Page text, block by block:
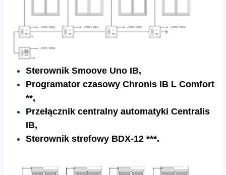
Sterownik Smoove Uno IB,
Programator czasowy Chronis IB L Comfort
**,
Przełącznik centralny automatyki Centralis
IB,
Sterownik strefowy BDX-12 ***.